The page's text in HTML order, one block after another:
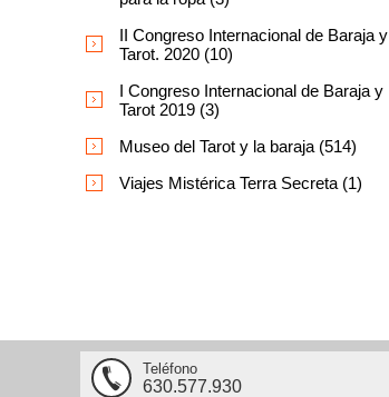
II Congreso Internacional de Baraja y
Tarot. 2020 (10)
I Congreso Internacional de Baraja y
Tarot 2019 (3)
Museo del Tarot y la baraja (514)
Viajes Mistérica Terra Secreta (1)
Teléfono
630.577.930